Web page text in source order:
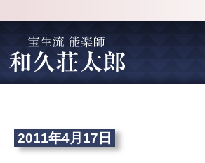
2011年4月17日